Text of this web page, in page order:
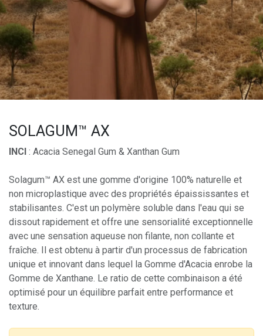
SOLAGUM™ AX
INCI : Acacia Senegal Gum & Xanthan Gum
Solagum™ AX est une gomme d'origine 100% naturelle et
non microplastique avec des propriétés épaississantes et
stabilisantes. C'est un polymère soluble dans l'eau qui se
dissout rapidement et offre une sensorialité exceptionnelle
avec une sensation aqueuse non filante, non collante et
fraîche. Il est obtenu à partir d'un processus de fabrication
unique et innovant dans lequel la Gomme d'Acacia enrobe la
Gomme de Xanthane. Le ratio de cette combinaison a été
optimisé pour un équilibre parfait entre performance et
texture.